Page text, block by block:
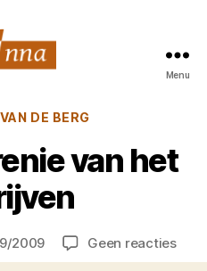
van
Menu
Categorieën
DE BERG
van het
2009 Geen reactiesop
De